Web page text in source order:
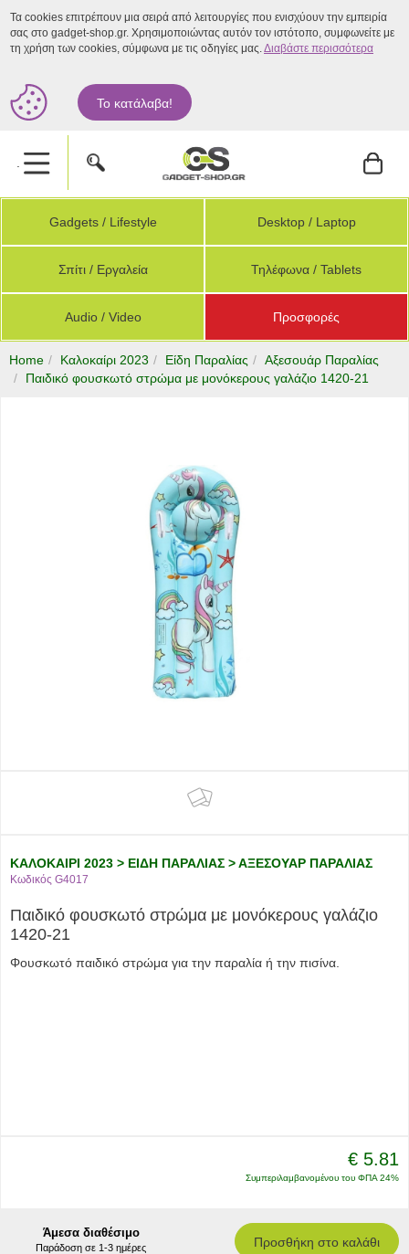
Τα cookies επιτρέπουν μια σειρά από λειτουργίες που ενισχύουν την εμπειρία
σας στο gadget-shop.gr. Χρησιμοποιώντας αυτόν τον ιστότοπο, συμφωνείτε με
τη χρήση των cookies, σύμφωνα με τις οδηγίες μας.Διαβάστε περισσότερα
Το κατάλαβα!
.
Gadgets / Lifestyle Desktop / Laptop
Σπίτι / Εργαλεία Τηλέφωνα / Tablets
Audio / Video Προσφορές
Home Καλοκαίρι 2023 Είδη Παραλίας
Αξεσουάρ Παραλίας
Παιδικό φουσκωτό στρώμα με μονόκερους γαλάζιο 1420-21
ΚΑΛΟΚΑΙΡΙ 2023 > ΕΙΔΗ ΠΑΡΑΛΙΑΣ > ΑΞΕΣΟΥΑΡ ΠΑΡΑΛΙΑΣ
Κωδικός G4017
Παιδικό φουσκωτό στρώμα με μονόκερους γαλάζιο
1420-21
Φουσκωτό παιδικό στρώμα για την παραλία ή την πισίνα.
€ 5.81
Συμπεριλαμβανομένου του ΦΠΑ 24%
Άμεσα διαθέσιμο
Παράδοση σε 1-3 ημέρες Προσθήκη στο καλάθι